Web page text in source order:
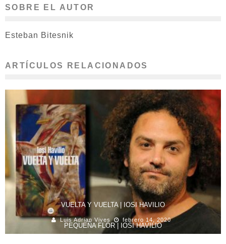
SOBRE EL AUTOR
Esteban Bitesnik
ARTÍCULOS RELACIONADOS
VUELTA Y VUELTA | IOSI HAVILIO
Luis Adrian Vives febrero 14, 2020
PEQUEÑA FLOR | IOSI HAVILIO